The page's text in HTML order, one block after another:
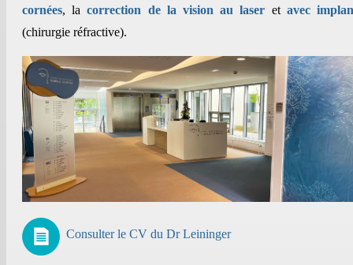
cornées, lacorrection de la vision au laser et avec
(chirurgie réfractive).
Consulter le CV du Dr Leininger